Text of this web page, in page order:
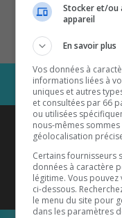
Coyote
Stocker et/ou
appareil
En savoir plus
Vos données à
informations liées à
uniques et autres
et consultées par 66
ou utilisées
nous-mêmes
géolocalisation
Certains fournisseurs
données à caractère
légitime. Vous
ci-dessous.
le menu du site pour
dans les paramètres